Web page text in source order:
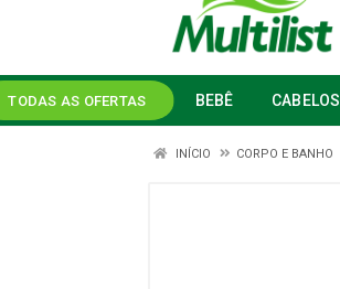
TODAS AS OFERTAS BEBÊ CABELOS
INÍCIO CORPO E BANHO